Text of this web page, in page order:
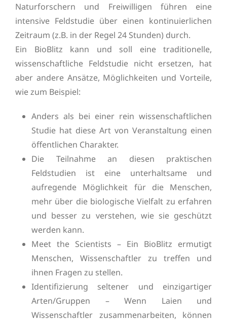
Naturforschern und Freiwilligen führen eine
intensive Feldstudie über einen kontinuierlichen
Zeitraum (z.B. in der Regel 24 Stunden) durch.
Ein BioBlitz kann und soll eine traditionelle,
wissenschaftliche Feldstudie nicht ersetzen, hat
aber andere Ansätze, Möglichkeiten und Vorteile,
wie zum Beispiel:
Anders als bei einer rein wissenschaftlichen
Studie hat diese Art von Veranstaltung einen
öffentlichen Charakter.
Die Teilnahme an diesen praktischen
Feldstudien ist eine unterhaltsame und
aufregende Möglichkeit für die Menschen,
mehr über die biologische Vielfalt zu erfahren
und besser zu verstehen, wie sie geschützt
werden kann.
Meet the Scientists – Ein BioBlitz ermutigt
Menschen, Wissenschaftler zu treffen und
ihnen Fragen zu stellen.
Identifizierung seltener und einzigartiger
Arten/Gruppen – Wenn Laien und
Wissenschaftler zusammenarbeiten, können